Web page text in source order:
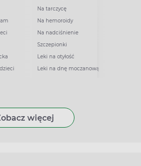
Na tarczycę
Na hemoroidy
Na nadciśnienie
Szczepionki
Leki na otyłość
Leki na dnę moczanową
więcej